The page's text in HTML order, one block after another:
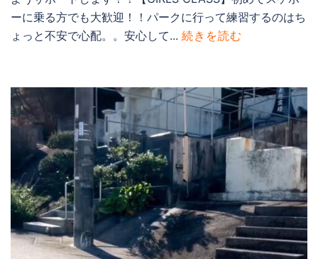
ーに乗る方でも大歓迎！！パークに行って練習するのはち
ょっと不安で心配。。安心して... 続きを読む